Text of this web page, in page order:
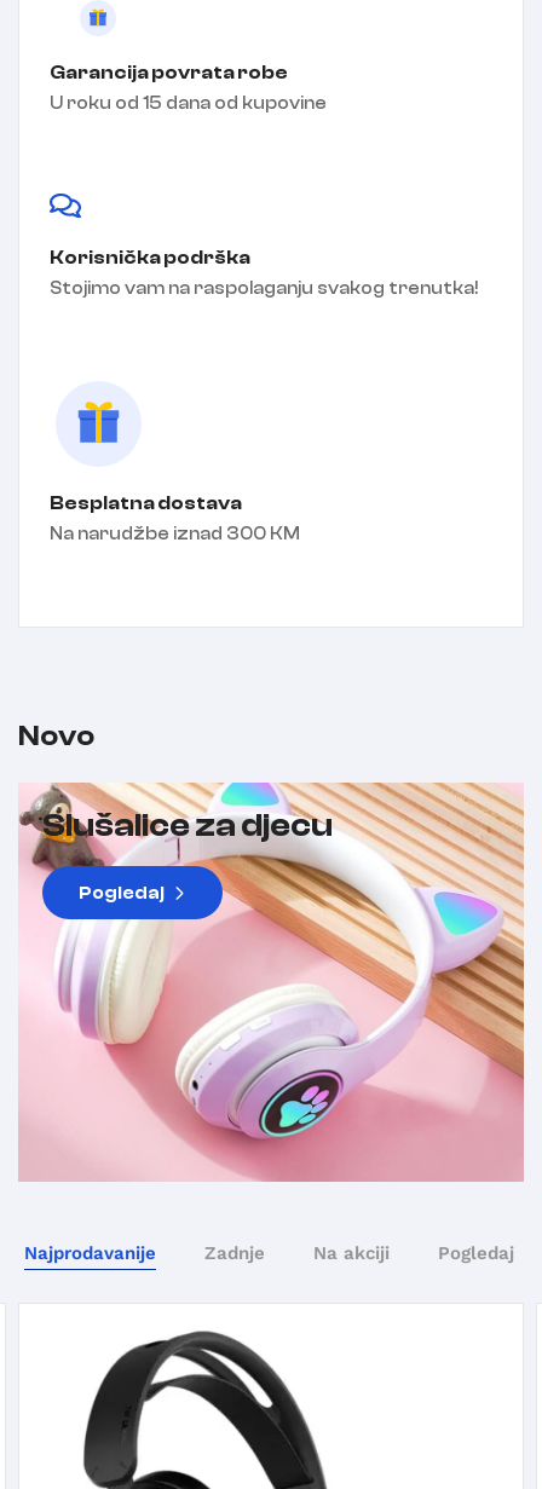
Garancija povrata robe
U roku od 15 dana od kupovine
Korisnička podrška
Stojimo vam na raspolaganju svakog trenutka!
Besplatna dostava
Na narudžbe iznad 300 KM
Novo
Slušalice za djecu
Pogledaj
Najprodavanije Zadnje Na akciji Pogledaj